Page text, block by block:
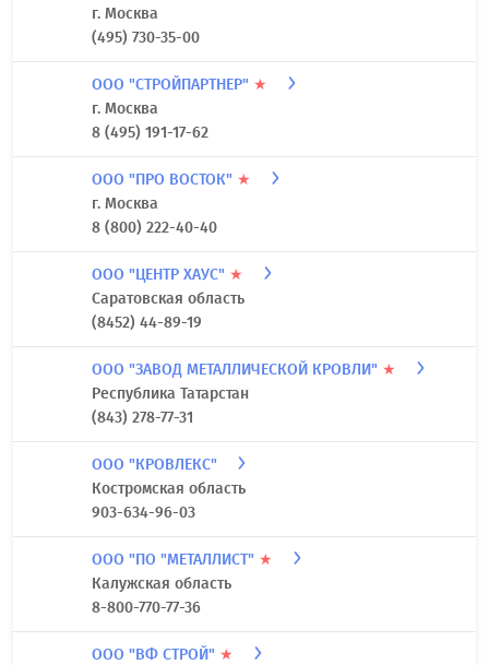
г. Москва
(495) 730-35-00
ООО "СТРОЙПАРТНЕР" ★
г. Москва
8 (495) 191-17-62
ООО "ПРО ВОСТОК" ★
г. Москва
8 (800) 222-40-40
ООО "ЦЕНТР ХАУС" ★
Саратовская область
(8452) 44-89-19
ООО "ЗАВОД МЕТАЛЛИЧЕСКОЙ КРОВЛИ" ★
Республика Татарстан
(843) 278-77-31
ООО "КРОВЛЕКС"
Костромская область
903-634-96-03
ООО "ПО "МЕТАЛЛИСТ" ★
Калужская область
8-800-770-77-36
ООО "ВФ СТРОЙ" ★